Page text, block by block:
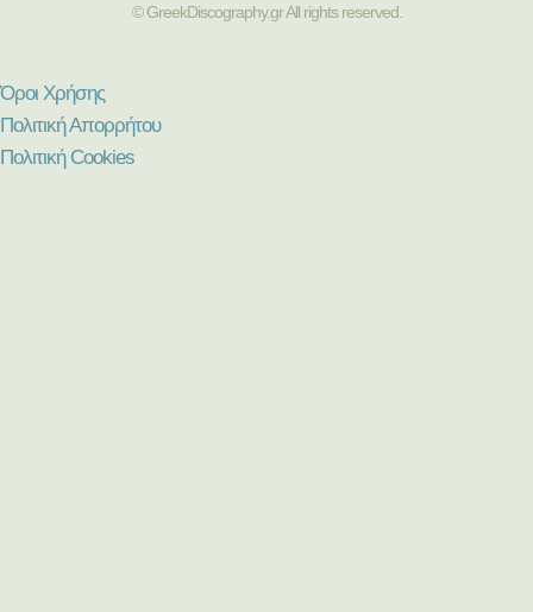
© GreekDiscography.gr All rights reserved.
Όροι Χρήσης
Πολιτική Απορρήτου
Πολιτική Cookies